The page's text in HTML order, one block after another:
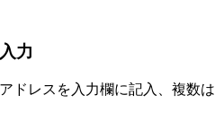
力
ドレスを入力欄に記入、複数は